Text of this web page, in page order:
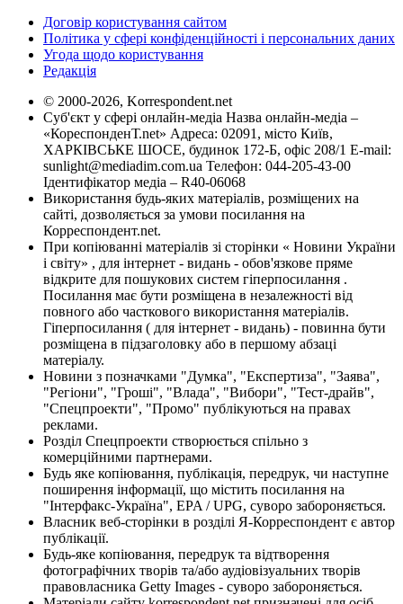
Договір користування сайтом
Політика у сфері конфіденційності і персональних даних
Угода щодо користування
Редакція
© 2000-2026, Korrespondent.net
Суб'єкт у сфері онлайн-медіа Назва онлайн-медіа –
«КореспонденТ.net» Адреса: 02091, місто Київ,
ХАРКІВСЬКЕ ШОСЕ, будинок 172-Б, офіс 208/1 E-mail:
sunlight@mediadim.com.ua Телефон: 044-205-43-00
Ідентифікатор медіа – R40-06068
Використання будь-яких матеріалів, розміщених на
сайті, дозволяється за умови посилання на
Корреспондент.net.
При копіюванні матеріалів зі сторінки « Новини України
і світу» , для інтернет - видань - обов'язкове пряме
відкрите для пошукових систем гіперпосилання .
Посилання має бути розміщена в незалежності від
повного або часткового використання матеріалів.
Гіперпосилання ( для інтернет - видань) - повинна бути
розміщена в підзаголовку або в першому абзаці
матеріалу.
Новини з позначками "Думка", "Експертиза", "Заява",
"Регіони", "Гроші", "Влада", "Вибори", "Тест-драйв",
"Спецпроекти", "Промо" публікуються на правах
реклами.
Розділ Спецпроекти створюється спільно з
комерційними партнерами.
Будь яке копіювання, публікація, передрук, чи наступне
поширення інформації, що містить посилання на
"Інтерфакс-Україна", EPA / UPG, суворо забороняється.
Власник веб-сторінки в розділі Я-Корреспондент є автор
публікації.
Будь-яке копіювання, передрук та відтворення
фотографічних творів та/або аудіовізуальних творів
правовласника Getty Images - суворо забороняється.